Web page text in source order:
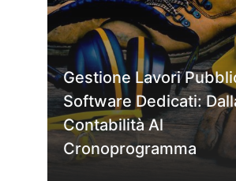
Gestione Lavori
Software Dedicati:
Contabilità Al
Cronoprogramma